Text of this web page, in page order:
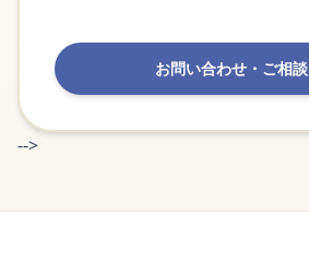
お問い合わせ・ご相談
-->